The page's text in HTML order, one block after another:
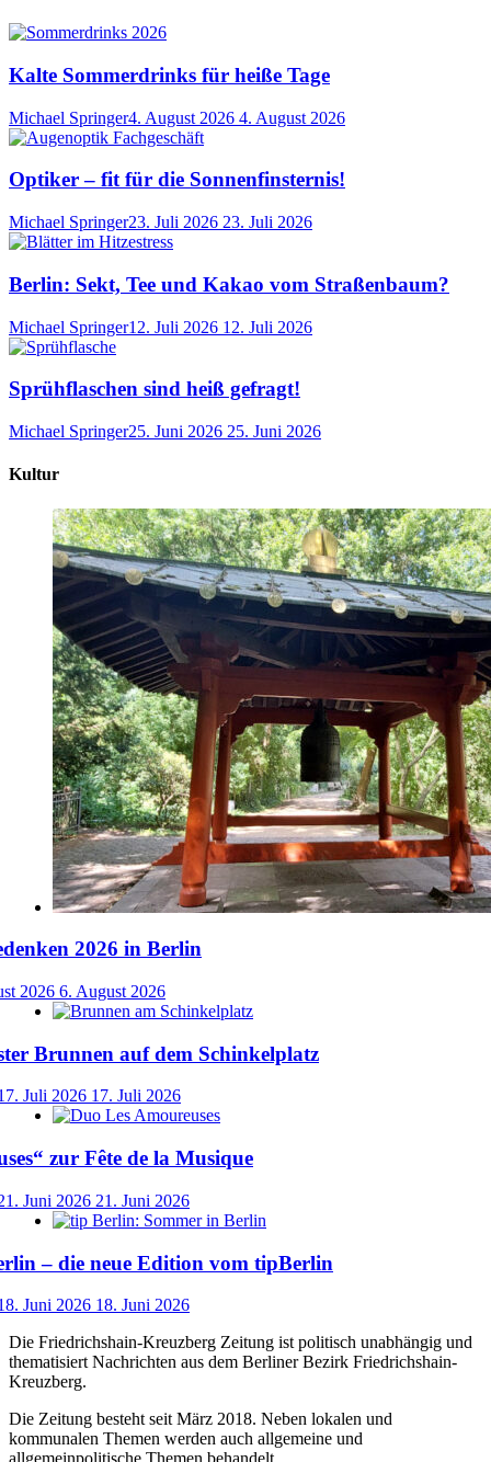
Kalte Sommerdrinks für heiße Tage
Michael Springer4. August 2026 4. August 2026
Optiker – fit für die Sonnenfinsternis!
Michael Springer23. Juli 2026 23. Juli 2026
Berlin: Sekt, Tee und Kakao vom Straßenbaum?
Michael Springer12. Juli 2026 12. Juli 2026
Sprühflaschen sind heiß gefragt!
Michael Springer25. Juni 2026 25. Juni 2026
Kultur
2026 in Berlin
2026 6. August 2026
Brunnen auf dem Schinkelplatz
Juli 2026 17. Juli 2026
zur Fête de la Musique
Juni 2026 21. Juni 2026
– die neue Edition vom tipBerlin
Juni 2026 18. Juni 2026
Die Friedrichshain-Kreuzberg Zeitung ist politisch unabhängig und
thematisiert Nachrichten aus dem Berliner Bezirk Friedrichshain-
Kreuzberg.
Die Zeitung besteht seit März 2018. Neben lokalen und
kommunalen Themen werden auch allgemeine und